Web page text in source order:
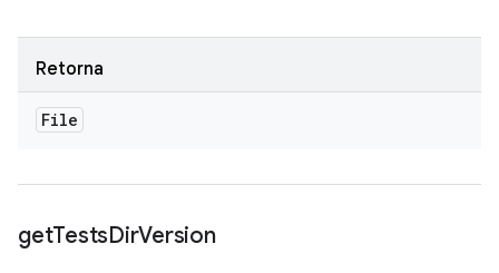
Retorna
File
getTestsDirVersion